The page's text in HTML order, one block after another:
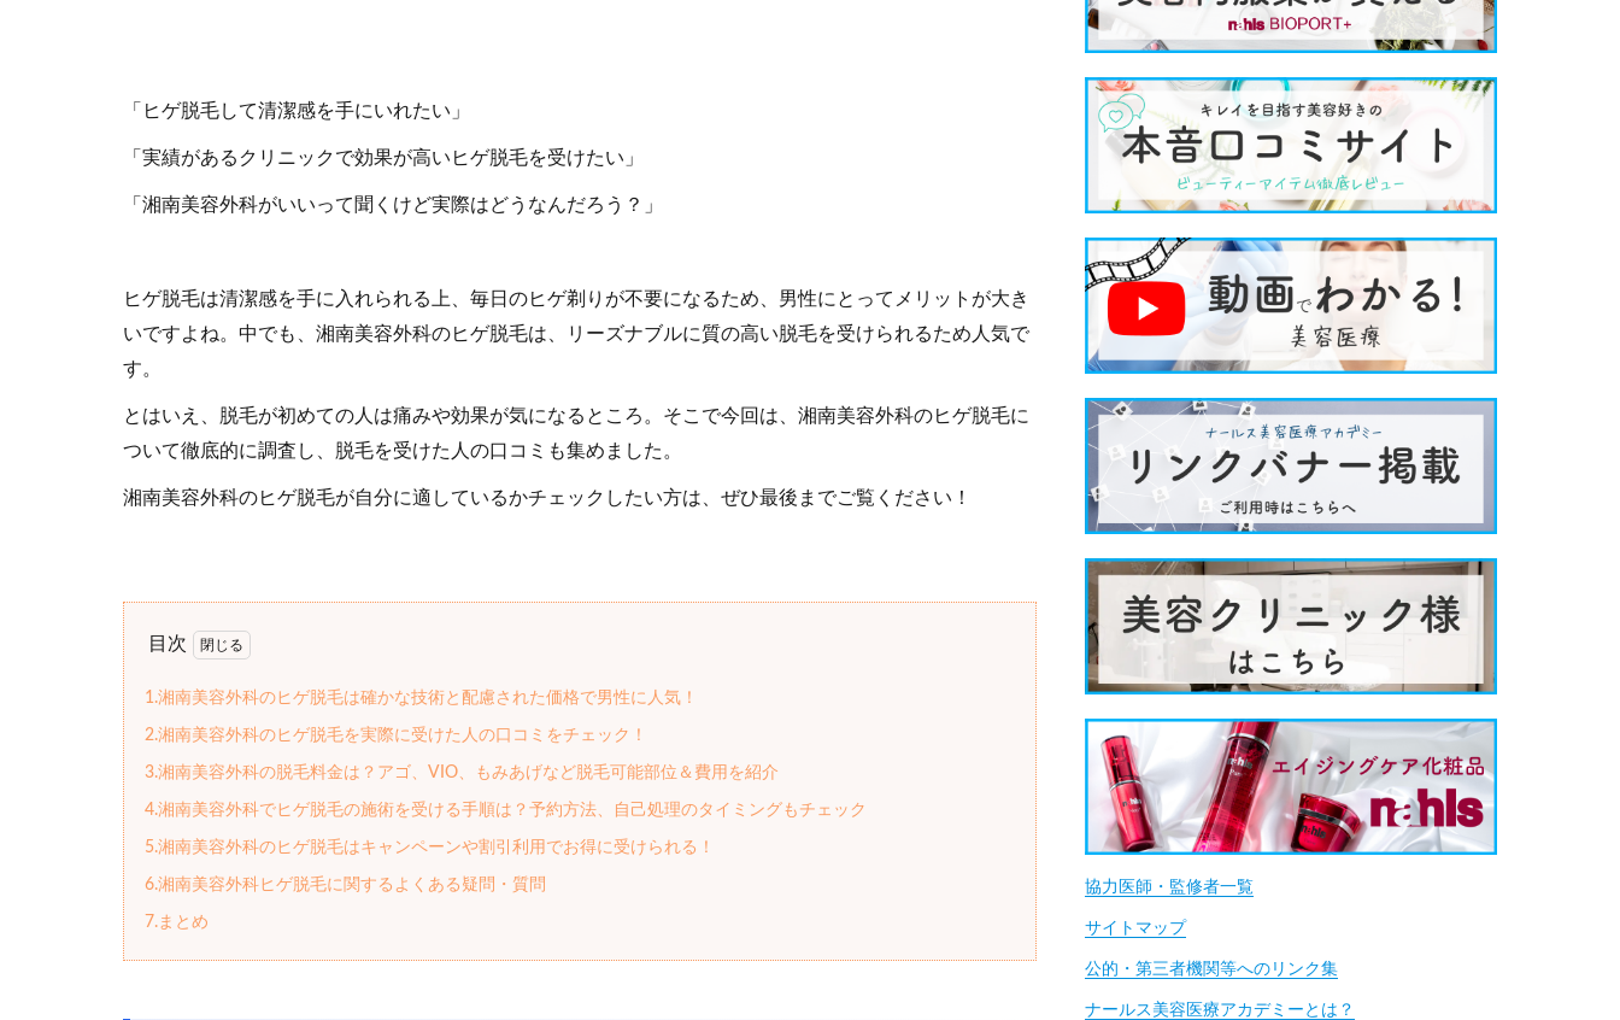
「ヒゲ脱毛して清潔感を手にいれたい」
「実績があるクリニックで効果が高いヒゲ脱毛を受けたい」
「湘南美容外科がいいって聞くけど実際はどうなんだろう？」
ヒゲ脱毛は清潔感を手に入れられる上、毎日のヒゲ剃りが不要になるため、男性にとってメリットが大き
いですよね。中でも、湘南美容外科のヒゲ脱毛は、リーズナブルに質の高い脱毛を受けられるため人気で
す。
とはいえ、脱毛が初めての人は痛みや効果が気になるところ。そこで今回は、湘南美容外科のヒゲ脱毛に
ついて徹底的に調査し、脱毛を受けた人の口コミも集めました。
湘南美容外科のヒゲ脱毛が自分に適しているかチェックしたい方は、ぜひ最後までご覧ください！
目次
1.湘南美容外科のヒゲ脱毛は確かな技術と配慮された価格で男性に人気！
2.湘南美容外科のヒゲ脱毛を実際に受けた人の口コミをチェック！
3.湘南美容外科の脱毛料金は？アゴ、VIO、もみあげなど脱毛可能部位＆費用を紹介
4.湘南美容外科でヒゲ脱毛の施術を受ける手順は？予約方法、自己処理のタイミングもチェック
5.湘南美容外科のヒゲ脱毛はキャンペーンや割引利用でお得に受けられる！
6.湘南美容外科ヒゲ脱毛に関するよくある疑問・質問
7.まとめ
協力医師・監修者一覧
サイトマップ
公的・第三者機関等へのリンク集
ナールス美容医療アカデミーとは？